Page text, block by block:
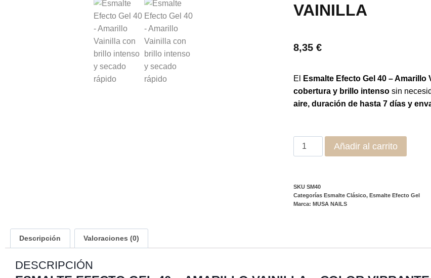
VAINILLA
8,35 €
El Esmalte Efecto Gel 40 – Amarillo
cobertura y brillo intenso sin
aire, duración de hasta 7 días y
Añadir al carrito
SKU SM40
Categorías Esmalte Clásico, Esmalte Efecto Gel
Marca: MUSA NAILS
Descripción Valoraciones (0)
DESCRIPCIÓN